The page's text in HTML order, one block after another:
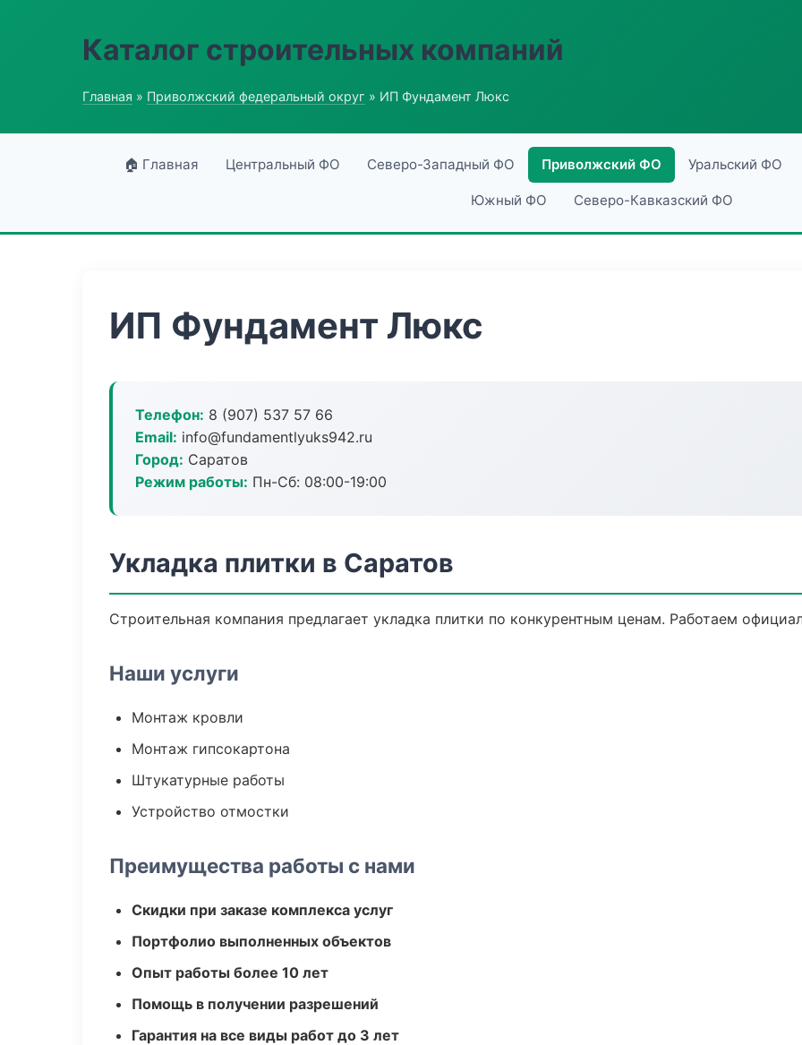
Каталог строительных компаний
Главная » Приволжский федеральный округ » ИП Фундамент Люкс
🏠 Главная Центральный ФО Северо-Западный ФО Приволжский ФО Уральский ФО
Южный ФО Северо-Кавказский ФО
ИП Фундамент Люкс
Телефон: 8 (907) 537 57 66
Email: info@fundamentlyuks942.ru
Город: Саратов
Режим работы: Пн-Сб: 08:00-19:00
Укладка плитки в Саратов
Строительная компания предлагает укладка плитки по конкурентным ценам. Работаем
Наши услуги
Монтаж кровли
Монтаж гипсокартона
Штукатурные работы
Устройство отмостки
Преимущества работы с нами
Скидки при заказе комплекса услуг
Портфолио выполненных объектов
Опыт работы более 10 лет
Помощь в получении разрешений
Гарантия на все виды работ до 3 лет